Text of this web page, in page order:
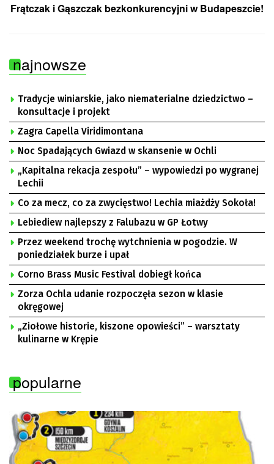
Frątczak i Gąszczak bezkonkurencyjni w Budapeszcie!
najnowsze
Tradycje winiarskie, jako niematerialne dziedzictwo –
konsultacje i projekt
Zagra Capella Viridimontana
Noc Spadających Gwiazd w skansenie w Ochli
„Kapitalna rekacja zespołu” – wypowiedzi po wygranej
Lechii
Co za mecz, co za zwycięstwo! Lechia miażdży Sokoła!
Lebiediew najlepszy z Falubazu w GP Łotwy
Przez weekend trochę wytchnienia w pogodzie. W
poniedziałek burze i upał
Corno Brass Music Festival dobiegł końca
Zorza Ochla udanie rozpoczęła sezon w klasie
okręgowej
„Ziołowe historie, kiszone opowieści” – warsztaty
kulinarne w Krępie
popularne